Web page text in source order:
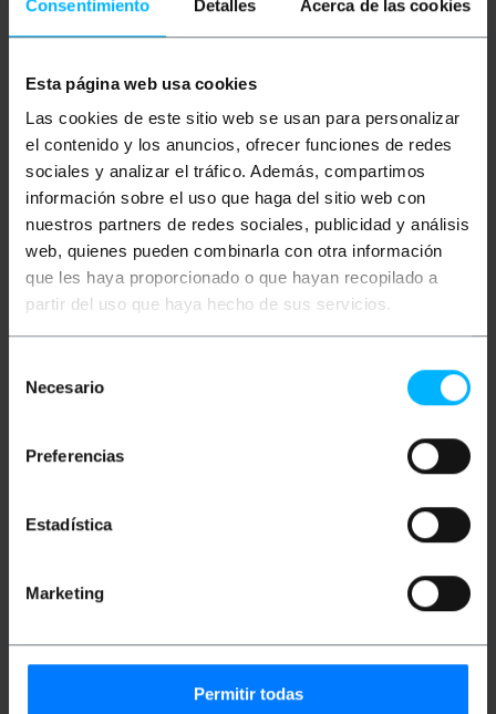
Consentimiento Detalles Acerca de las cookies
Esta página web usa cookies
Las cookies de este sitio web se usan para personalizar
el contenido y los anuncios, ofrecer funciones de redes
sociales y analizar el tráfico. Además, compartimos
información sobre el uso que haga del sitio web con
nuestros partners de redes sociales, publicidad y análisis
web, quienes pueden combinarla con otra información
que les haya proporcionado o que hayan recopilado a
partir del uso que haya hecho de sus servicios.
Necesario
Preferencias
Estadística
Marketing
Permitir todas
Cabo DisplayPort com conectores macho nas duas
extremidades do cabo. Em uma extremidade do
cabo, ele possui um conector Mini DisplayPort e na
outra extremidade do conector DisplayPort.
Permite conectar facilmente uma porta DisplayPort
do computador a uma TV, monitor ou projetor com
uma porta DisplayPort. Permite a transferência de
áudio e vídeo de alta definição.
Especificações técnicas
conector Mini DisplayPort e na outra
monitor ou projetor com uma porta
Comprimento do cabo: 3 m. Cor branca.
Tamanhos do produto (largura x profundidade